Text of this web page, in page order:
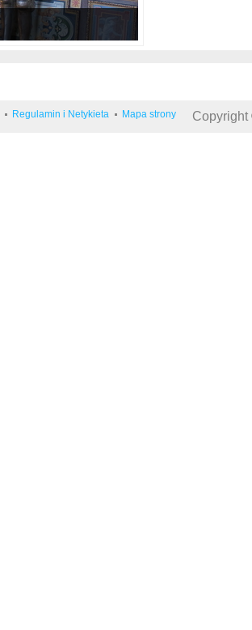
Regulamin i Netykieta Mapa strony